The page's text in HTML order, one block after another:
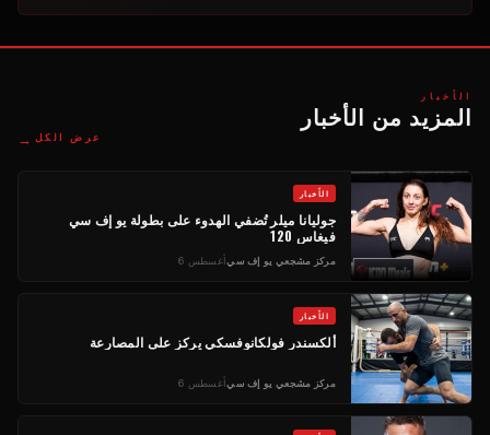
الأخبار
المزيد من الأخبار
عرض الكل →
الأخبار
جوليانا ميلر تُضفي الهدوء على بطولة يو إف سي
فيغاس 120
مركز مشجعي يو إف سيأغسطس 6
الأخبار
ألكسندر فولكانوفسكي يركز على المصارعة
مركز مشجعي يو إف سيأغسطس 6